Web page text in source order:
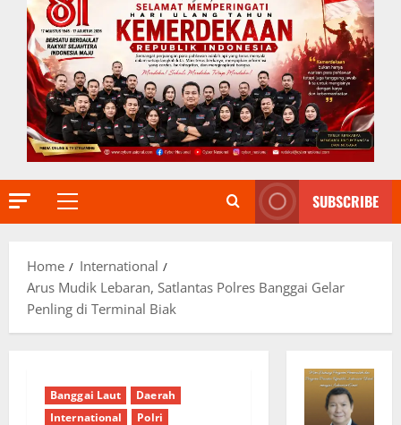
Primary
SUBSCRIBE
Home
International
Arus Mudik Lebaran, Satlantas Polres Banggai Gelar
Penling di Terminal Biak
Banggai Laut
Daerah
International
Polri